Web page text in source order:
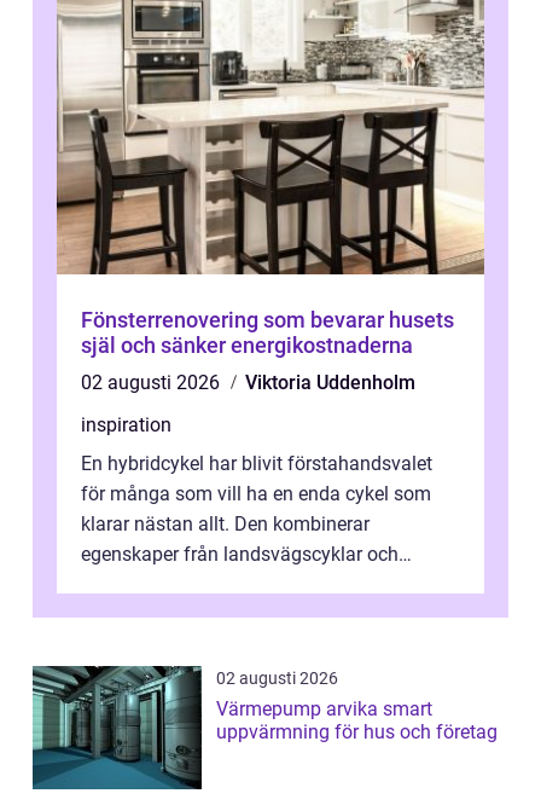
Fönsterrenovering som bevarar husets
själ och sänker energikostnaderna
02 augusti 2026
Viktoria Uddenholm
inspiration
En hybridcykel har blivit förstahandsvalet
för många som vill ha en enda cykel som
klarar nästan allt. Den kombinerar
egenskaper från landsvägscyklar och
02 augusti 2026
Värmepump arvika smart
uppvärmning för hus och företag